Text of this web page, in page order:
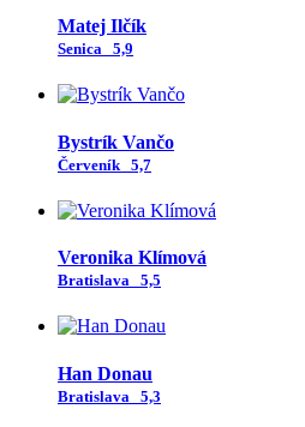
Matej Ilčík
Senica 5,9
Bystrík Vančo
Červeník 5,7
Veronika Klímová
Bratislava 5,5
Han Donau
Bratislava 5,3